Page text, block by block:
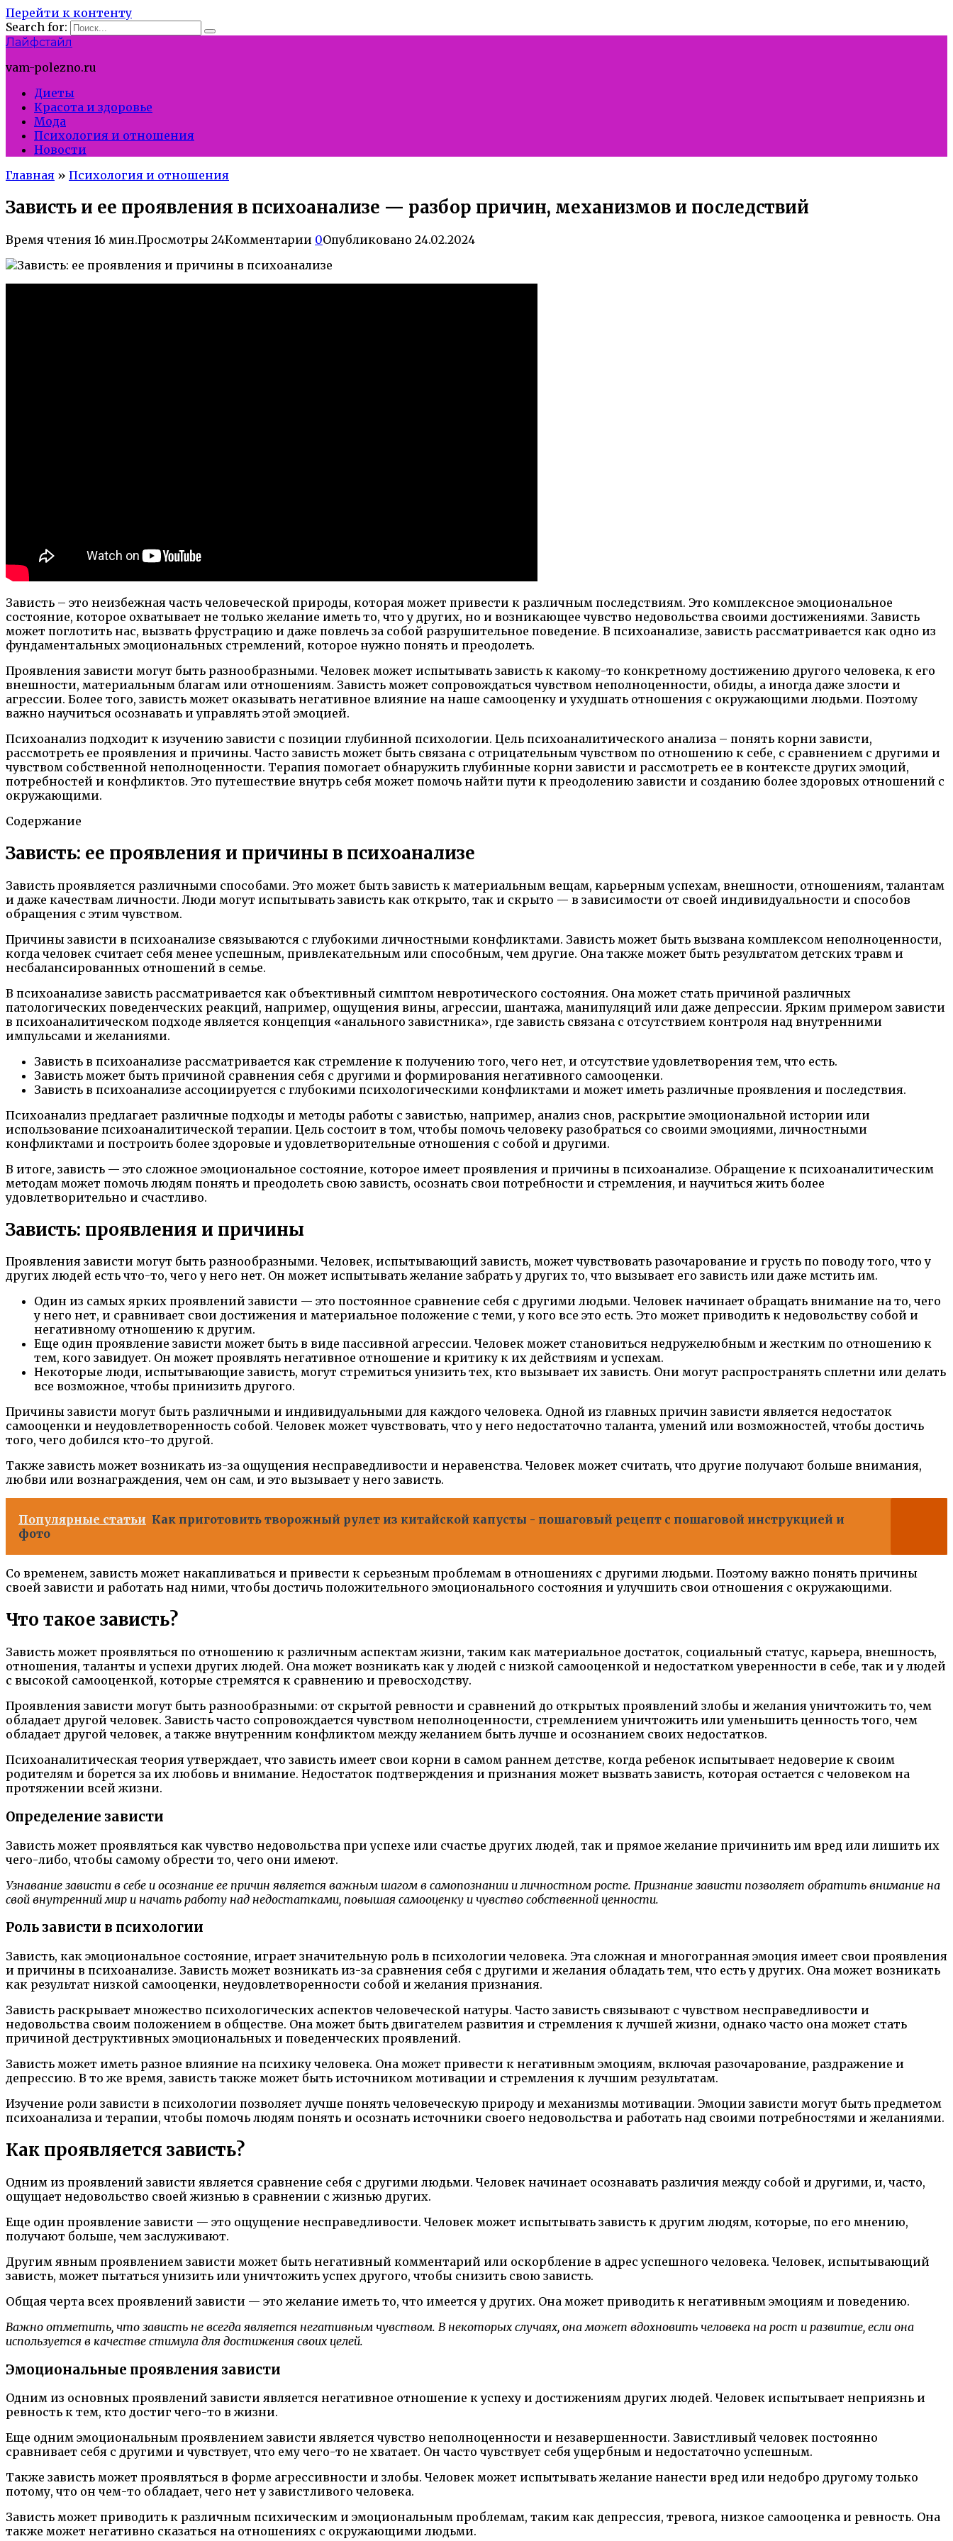
Перейти к контенту
Search for:
Лайфстайл
vam-polezno.ru
Диеты
Красота и здоровье
Мода
Психология и отношения
Новости
Главная » Психология и отношения
Зависть и ее проявления в психоанализе — разбор причин, механизмов и последствий
Время чтения 16 мин.Просмотры 24Комментарии 0Опубликовано 24.02.2024
Зависть – это неизбежная часть человеческой природы, которая может привести к различным последствиям. Это комплексное эмоциональное
состояние, которое охватывает не только желание иметь то, что у других, но и возникающее чувство недовольства своими достижениями. Зависть
может поглотить нас, вызвать фрустрацию и даже повлечь за собой разрушительное поведение. В психоанализе, зависть рассматривается как одно из
фундаментальных эмоциональных стремлений, которое нужно понять и преодолеть.
Проявления зависти могут быть разнообразными. Человек может испытывать зависть к какому-то конкретному достижению другого человека, к его
внешности, материальным благам или отношениям. Зависть может сопровождаться чувством неполноценности, обиды, а иногда даже злости и
агрессии. Более того, зависть может оказывать негативное влияние на наше самооценку и ухудшать отношения с окружающими людьми. Поэтому
важно научиться осознавать и управлять этой эмоцией.
Психоанализ подходит к изучению зависти с позиции глубинной психологии. Цель психоаналитического анализа – понять корни зависти,
рассмотреть ее проявления и причины. Часто зависть может быть связана с отрицательным чувством по отношению к себе, с сравнением с другими и
чувством собственной неполноценности. Терапия помогает обнаружить глубинные корни зависти и рассмотреть ее в контексте других эмоций,
потребностей и конфликтов. Это путешествие внутрь себя может помочь найти пути к преодолению зависти и созданию более здоровых отношений с
окружающими.
Содержание
Зависть: ее проявления и причины в психоанализе
Зависть проявляется различными способами. Это может быть зависть к материальным вещам, карьерным успехам, внешности, отношениям, талантам
и даже качествам личности. Люди могут испытывать зависть как открыто, так и скрыто — в зависимости от своей индивидуальности и способов
обращения с этим чувством.
Причины зависти в психоанализе связываются с глубокими личностными конфликтами. Зависть может быть вызвана комплексом неполноценности,
когда человек считает себя менее успешным, привлекательным или способным, чем другие. Она также может быть результатом детских травм и
несбалансированных отношений в семье.
В психоанализе зависть рассматривается как объективный симптом невротического состояния. Она может стать причиной различных
патологических поведенческих реакций, например, ощущения вины, агрессии, шантажа, манипуляций или даже депрессии. Ярким примером зависти
в психоаналитическом подходе является концепция «анального завистника», где зависть связана с отсутствием контроля над внутренними
импульсами и желаниями.
Зависть в психоанализе рассматривается как стремление к получению того, чего нет, и отсутствие удовлетворения тем, что есть.
Зависть может быть причиной сравнения себя с другими и формирования негативного самооценки.
Зависть в психоанализе ассоциируется с глубокими психологическими конфликтами и может иметь различные проявления и последствия.
Психоанализ предлагает различные подходы и методы работы с завистью, например, анализ снов, раскрытие эмоциональной истории или
использование психоаналитической терапии. Цель состоит в том, чтобы помочь человеку разобраться со своими эмоциями, личностными
конфликтами и построить более здоровые и удовлетворительные отношения с собой и другими.
В итоге, зависть — это сложное эмоциональное состояние, которое имеет проявления и причины в психоанализе. Обращение к психоаналитическим
методам может помочь людям понять и преодолеть свою зависть, осознать свои потребности и стремления, и научиться жить более
удовлетворительно и счастливо.
Зависть: проявления и причины
Проявления зависти могут быть разнообразными. Человек, испытывающий зависть, может чувствовать разочарование и грусть по поводу того, что у
других людей есть что-то, чего у него нет. Он может испытывать желание забрать у других то, что вызывает его зависть или даже мстить им.
Один из самых ярких проявлений зависти — это постоянное сравнение себя с другими людьми. Человек начинает обращать внимание на то, чего
у него нет, и сравнивает свои достижения и материальное положение с теми, у кого все это есть. Это может приводить к недовольству собой и
негативному отношению к другим.
Еще один проявление зависти может быть в виде пассивной агрессии. Человек может становиться недружелюбным и жестким по отношению к
тем, кого завидует. Он может проявлять негативное отношение и критику к их действиям и успехам.
Некоторые люди, испытывающие зависть, могут стремиться унизить тех, кто вызывает их зависть. Они могут распространять сплетни или делать
все возможное, чтобы принизить другого.
Причины зависти могут быть различными и индивидуальными для каждого человека. Одной из главных причин зависти является недостаток
самооценки и неудовлетворенность собой. Человек может чувствовать, что у него недостаточно таланта, умений или возможностей, чтобы достичь
того, чего добился кто-то другой.
Также зависть может возникать из-за ощущения несправедливости и неравенства. Человек может считать, что другие получают больше внимания,
любви или вознаграждения, чем он сам, и это вызывает у него зависть.
Популярные статьи Как приготовить творожный рулет из китайской капусты - пошаговый рецепт с пошаговой инструкцией и
фото
Со временем, зависть может накапливаться и привести к серьезным проблемам в отношениях с другими людьми. Поэтому важно понять причины
своей зависти и работать над ними, чтобы достичь положительного эмоционального состояния и улучшить свои отношения с окружающими.
Что такое зависть?
Зависть может проявляться по отношению к различным аспектам жизни, таким как материальное достаток, социальный статус, карьера, внешность,
отношения, таланты и успехи других людей. Она может возникать как у людей с низкой самооценкой и недостатком уверенности в себе, так и у людей
с высокой самооценкой, которые стремятся к сравнению и превосходству.
Проявления зависти могут быть разнообразными: от скрытой ревности и сравнений до открытых проявлений злобы и желания уничтожить то, чем
обладает другой человек. Зависть часто сопровождается чувством неполноценности, стремлением уничтожить или уменьшить ценность того, чем
обладает другой человек, а также внутренним конфликтом между желанием быть лучше и осознанием своих недостатков.
Психоаналитическая теория утверждает, что зависть имеет свои корни в самом раннем детстве, когда ребенок испытывает недоверие к своим
родителям и борется за их любовь и внимание. Недостаток подтверждения и признания может вызвать зависть, которая остается с человеком на
протяжении всей жизни.
Определение зависти
Зависть может проявляться как чувство недовольства при успехе или счастье других людей, так и прямое желание причинить им вред или лишить их
чего-либо, чтобы самому обрести то, чего они имеют.
Узнавание зависти в себе и осознание ее причин является важным шагом в самопознании и личностном росте. Признание зависти позволяет обратить внимание на
свой внутренний мир и начать работу над недостатками, повышая самооценку и чувство собственной ценности.
Роль зависти в психологии
Зависть, как эмоциональное состояние, играет значительную роль в психологии человека. Эта сложная и многогранная эмоция имеет свои проявления
и причины в психоанализе. Зависть может возникать из-за сравнения себя с другими и желания обладать тем, что есть у других. Она может возникать
как результат низкой самооценки, неудовлетворенности собой и желания признания.
Зависть раскрывает множество психологических аспектов человеческой натуры. Часто зависть связывают с чувством несправедливости и
недовольства своим положением в обществе. Она может быть двигателем развития и стремления к лучшей жизни, однако часто она может стать
причиной деструктивных эмоциональных и поведенческих проявлений.
Зависть может иметь разное влияние на психику человека. Она может привести к негативным эмоциям, включая разочарование, раздражение и
депрессию. В то же время, зависть также может быть источником мотивации и стремления к лучшим результатам.
Изучение роли зависти в психологии позволяет лучше понять человеческую природу и механизмы мотивации. Эмоции зависти могут быть предметом
психоанализа и терапии, чтобы помочь людям понять и осознать источники своего недовольства и работать над своими потребностями и желаниями.
Как проявляется зависть?
Одним из проявлений зависти является сравнение себя с другими людьми. Человек начинает осознавать различия между собой и другими, и, часто,
ощущает недовольство своей жизнью в сравнении с жизнью других.
Еще один проявление зависти — это ощущение несправедливости. Человек может испытывать зависть к другим людям, которые, по его мнению,
получают больше, чем заслуживают.
Другим явным проявлением зависти может быть негативный комментарий или оскорбление в адрес успешного человека. Человек, испытывающий
зависть, может пытаться унизить или уничтожить успех другого, чтобы снизить свою зависть.
Общая черта всех проявлений зависти — это желание иметь то, что имеется у других. Она может приводить к негативным эмоциям и поведению.
Важно отметить, что зависть не всегда является негативным чувством. В некоторых случаях, она может вдохновить человека на рост и развитие, если она
используется в качестве стимула для достижения своих целей.
Эмоциональные проявления зависти
Одним из основных проявлений зависти является негативное отношение к успеху и достижениям других людей. Человек испытывает неприязнь и
ревность к тем, кто достиг чего-то в жизни.
Еще одним эмоциональным проявлением зависти является чувство неполноценности и незавершенности. Завистливый человек постоянно
сравнивает себя с другими и чувствует, что ему чего-то не хватает. Он часто чувствует себя ущербным и недостаточно успешным.
Также зависть может проявляться в форме агрессивности и злобы. Человек может испытывать желание нанести вред или недобро другому только
потому, что он чем-то обладает, чего нет у завистливого человека.
Зависть может приводить к различным психическим и эмоциональным проблемам, таким как депрессия, тревога, низкое самооценка и ревность. Она
также может негативно сказаться на отношениях с окружающими людьми.